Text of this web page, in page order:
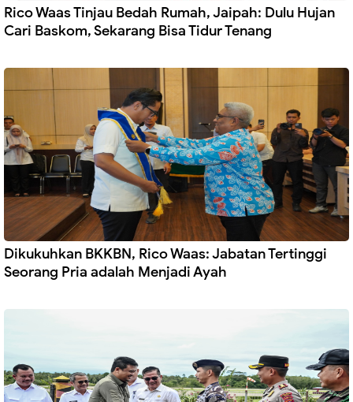
Rico Waas Tinjau Bedah Rumah, Jaipah: Dulu Hujan
Cari Baskom, Sekarang Bisa Tidur Tenang
Dikukuhkan BKKBN, Rico Waas: Jabatan Tertinggi
Seorang Pria adalah Menjadi Ayah